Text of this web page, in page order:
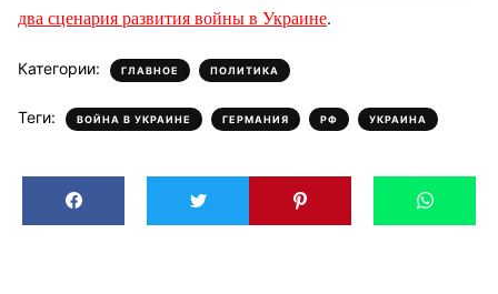
два сценария развития войны в Украине.
Категории: ГЛАВНОЕ , ПОЛИТИКА
Теги: ВОЙНА В УКРАИНЕ , ГЕРМАНИЯ , РФ , УКРАИНА